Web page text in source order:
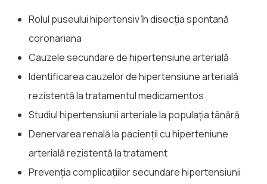
Rolul puseului hipertensiv în disecția spontană
coronariana
Cauzele secundare de hipertensiune arterială
Identificarea cauzelor de hipertensiune arterială
rezistentă la tratamentul medicamentos
Studiul hipertensiunii arteriale la populația tânără
Denervarea renală la pacienții cu hiperteniune
arterială rezistentă la tratament
Prevenția complicațiilor secundare hipertensiunii